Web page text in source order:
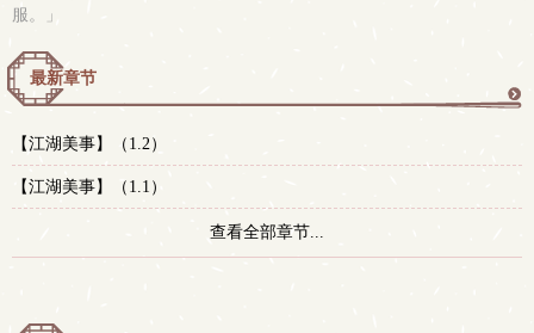
服。」
最新章节
【江湖美事】（1.2）
【江湖美事】（1.1）
查看全部章节...